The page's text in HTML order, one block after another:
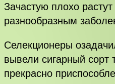
Зачастую плохо
разнообразным
Селекционеры
вывели сигарный
прекрасно